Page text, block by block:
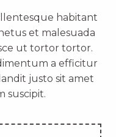
habitant
et malesuada
ut tortor tortor.
a efficitur
justo sit amet
suscipit.